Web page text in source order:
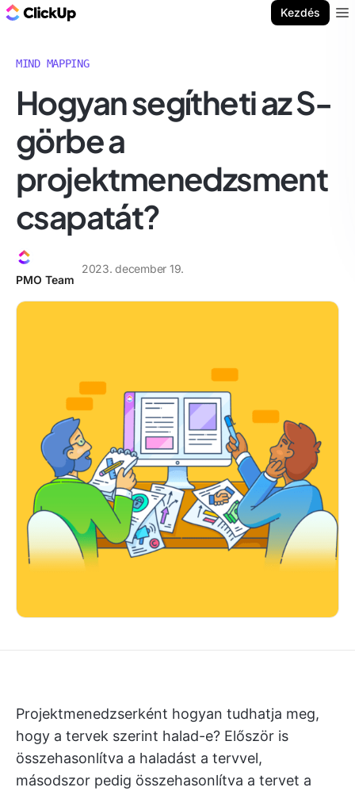
Kezdés
MIND MAPPING
Hogyan segítheti az S-
görbe a
projektmenedzsment
csapatát?
PMO Team
2023. december 19.
Projektmenedzserként hogyan tudhatja meg,
hogy a tervek szerint halad-e? Először is
összehasonlítva a haladást a tervvel,
másodszor pedig összehasonlítva a tervet a